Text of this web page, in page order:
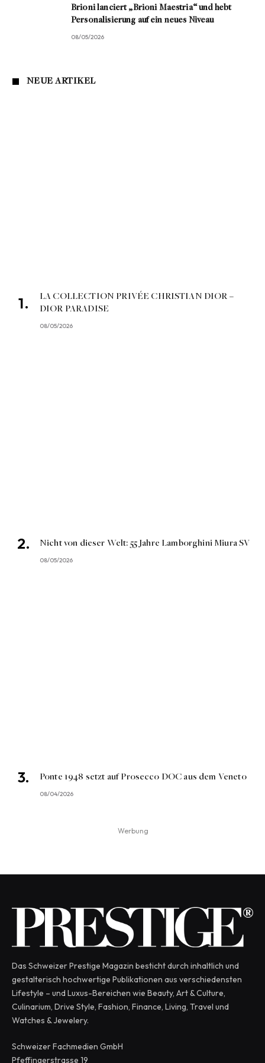
Brioni lanciert „Brioni Maestria“ und hebt
Personalisierung auf ein neues Niveau
08/05/2026
NEUE ARTIKEL
LA COLLECTION PRIVÉE CHRISTIAN DIOR –
DIOR PARADISE
08/05/2026
Nicht von dieser Welt: 55 Jahre Lamborghini Miura SV
08/05/2026
Ponte 1948 setzt auf Prosecco DOC aus dem Veneto
08/04/2026
Werbung
Das Schweizer Prestige Magazin besticht durch inhaltlich und
gestalterisch hochwertige Publikationen aus verschiedensten
Lifestyle – und Luxus-Bereichen wie Beauty, Art & Culture,
Culinarium, Drive Style, Fashion, Finance, Living, Travel und
Watches & Jewelery.
Schweizer Fachmedien GmbH
Pfeffingerstrasse 19